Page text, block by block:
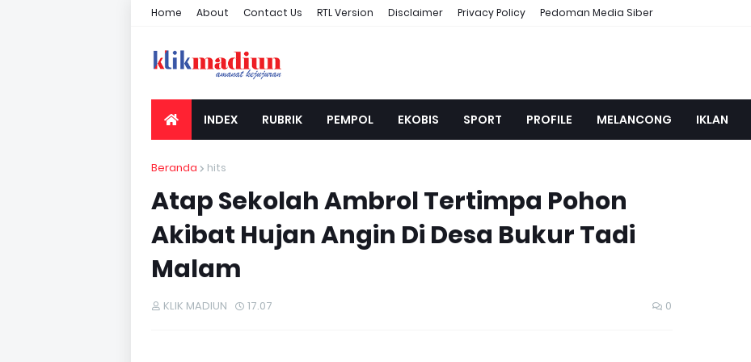
Home About Contact Us RTL Version Disclaimer Privacy Policy Pedoman Media Siber
INDEX RUBRIK PEMPOL EKOBIS SPORT PROFILE MELANCONG IKLAN
Beranda hits
Atap Sekolah Ambrol Tertimpa Pohon
Akibat Hujan Angin Di Desa Bukur Tadi
Malam
KLIK MADIUN 17.07 0